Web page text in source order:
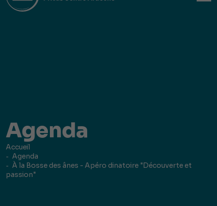
Agenda
Accueil
Agenda
À la Bosse des ânes - Apéro dinatoire "Découverte et
passion"